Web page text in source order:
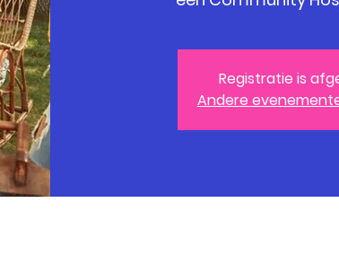
Registratie is
Andere